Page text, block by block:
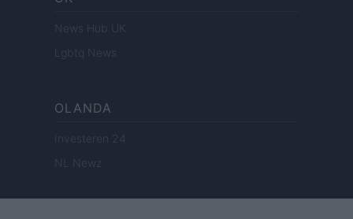
News Hub UK
Lgbtq News
OLANDA
Investeren 24
NL Newz